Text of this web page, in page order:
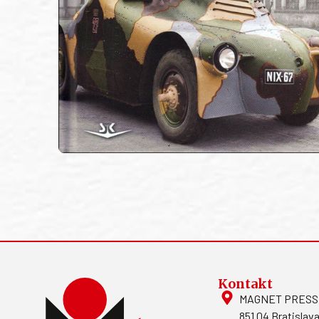
Kontakt
MAGNET
851 04